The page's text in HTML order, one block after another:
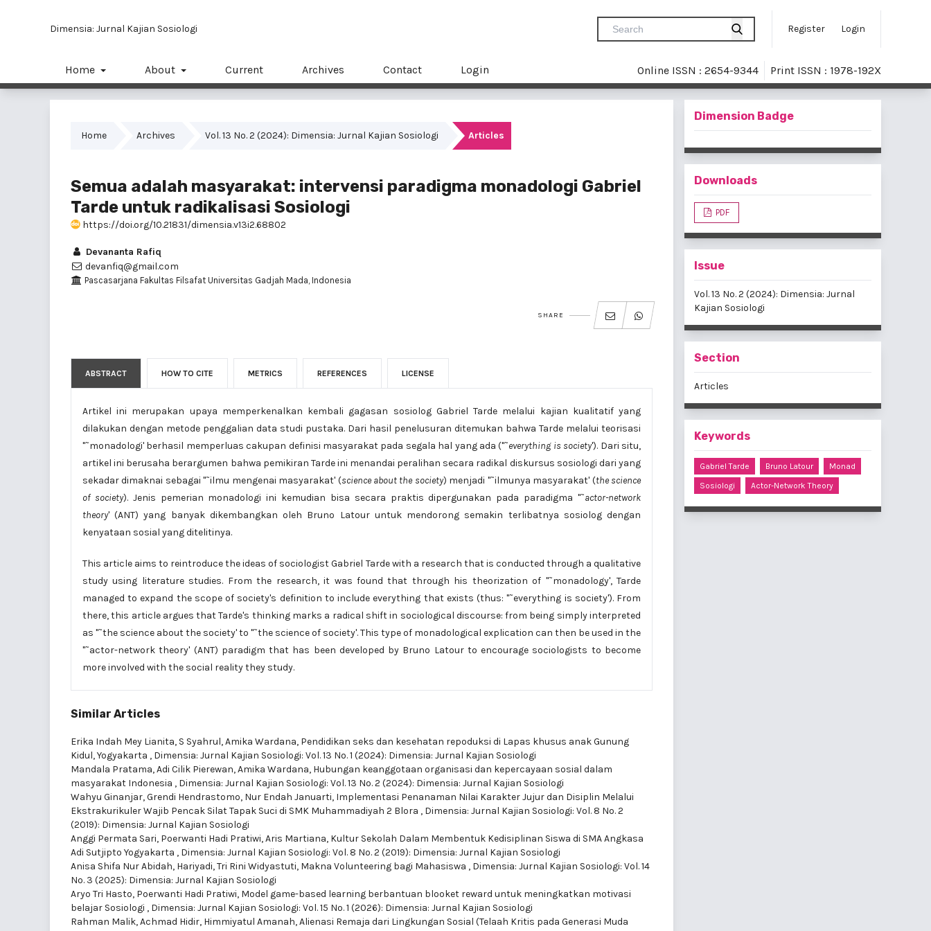
Dimensia: Jurnal Kajian Sosiologi Register Login
Home About Current Archives Contact Login Online ISSN : 2654-9344 Print ISSN : 1978-192X
Home Archives Vol. 13 No. 2 (2024): Dimensia: Jurnal Kajian Sosiologi Articles
Semua adalah masyarakat: intervensi paradigma monadologi Gabriel
Tarde untuk radikalisasi Sosiologi
https://doi.org/10.21831/dimensia.v13i2.68802
Devananta Rafiq
devanfiq@gmail.com
Pascasarjana Fakultas Filsafat Universitas Gadjah Mada, Indonesia
SHARE
ABSTRACT HOW TO CITE METRICS REFERENCES LICENSE
Artikel ini merupakan upaya memperkenalkan kembali gagasan sosiolog Gabriel Tarde melalui kajian kualitatif yang
dilakukan dengan metode penggalian data studi pustaka. Dari hasil penelusuran ditemukan bahwa Tarde melalui teorisasi
"˜monadologi' berhasil memperluas cakupan definisi masyarakat pada segala hal yang ada ("˜everything is society'). Dari situ,
artikel ini berusaha berargumen bahwa pemikiran Tarde ini menandai peralihan secara radikal diskursus sosiologi dari yang
sekadar dimaknai sebagai "˜ilmu mengenai masyarakat' (science about the society) menjadi "˜ilmunya masyarakat' (the science
of society). Jenis pemerian monadologi ini kemudian bisa secara praktis dipergunakan pada paradigma "˜actor-network
theory' (ANT) yang banyak dikembangkan oleh Bruno Latour untuk mendorong semakin terlibatnya sosiolog dengan
kenyataan sosial yang ditelitinya.
This article aims to reintroduce the ideas of sociologist Gabriel Tarde with a research that is conducted through a qualitative
study using literature studies. From the research, it was found that through his theorization of "˜monadology', Tarde
managed to expand the scope of society's definition to include everything that exists (thus: "˜everything is society'). From
there, this article argues that Tarde's thinking marks a radical shift in sociological discourse: from being simply interpreted
as "˜the science about the society' to "˜the science of society'. This type of monadological explication can then be used in the
"˜actor-network theory' (ANT) paradigm that has been developed by Bruno Latour to encourage sociologists to become
more involved with the social reality they study.
Similar Articles
Erika Indah Mey Lianita, S Syahrul, Amika Wardana, Pendidikan seks dan kesehatan repoduksi di Lapas khusus anak Gunung
Kidul, Yogyakarta , Dimensia: Jurnal Kajian Sosiologi: Vol. 13 No. 1 (2024): Dimensia: Jurnal Kajian Sosiologi
Mandala Pratama, Adi Cilik Pierewan, Amika Wardana, Hubungan keanggotaan organisasi dan kepercayaan sosial dalam
masyarakat Indonesia , Dimensia: Jurnal Kajian Sosiologi: Vol. 13 No. 2 (2024): Dimensia: Jurnal Kajian Sosiologi
Wahyu Ginanjar, Grendi Hendrastomo, Nur Endah Januarti, Implementasi Penanaman Nilai Karakter Jujur dan Disiplin Melalui
Ekstrakurikuler Wajib Pencak Silat Tapak Suci di SMK Muhammadiyah 2 Blora , Dimensia: Jurnal Kajian Sosiologi: Vol. 8 No. 2
(2019): Dimensia: Jurnal Kajian Sosiologi
Anggi Permata Sari, Poerwanti Hadi Pratiwi, Aris Martiana, Kultur Sekolah Dalam Membentuk Kedisiplinan Siswa di SMA Angkasa
Adi Sutjipto Yogyakarta , Dimensia: Jurnal Kajian Sosiologi: Vol. 8 No. 2 (2019): Dimensia: Jurnal Kajian Sosiologi
Anisa Shifa Nur Abidah, Hariyadi, Tri Rini Widyastuti, Makna Volunteering bagi Mahasiswa , Dimensia: Jurnal Kajian Sosiologi: Vol. 14
No. 3 (2025): Dimensia: Jurnal Kajian Sosiologi
Aryo Tri Hasto, Poerwanti Hadi Pratiwi, Model game-based learning berbantuan blooket reward untuk meningkatkan motivasi
belajar Sosiologi , Dimensia: Jurnal Kajian Sosiologi: Vol. 15 No. 1 (2026): Dimensia: Jurnal Kajian Sosiologi
Rahman Malik, Achmad Hidir, Himmiyatul Amanah,Alienasi Remaja dari Lingkungan Sosial (Telaah Kritis pada Generasi Muda
Dimension Badge
Downloads
PDF
Issue
Vol. 13 No. 2 (2024): Dimensia: Jurnal
Kajian Sosiologi
Section
Articles
Keywords
Gabriel Tarde Bruno Latour
Monad
Sosiologi
Actor-Network Theory